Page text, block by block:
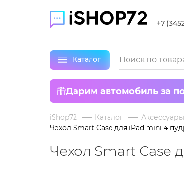
+7
Каталог
Дарим автомобиль за
iShop72 Каталог Аксессуары
Чехол Smart Case для iPad mini 4
Чехол Smart Case